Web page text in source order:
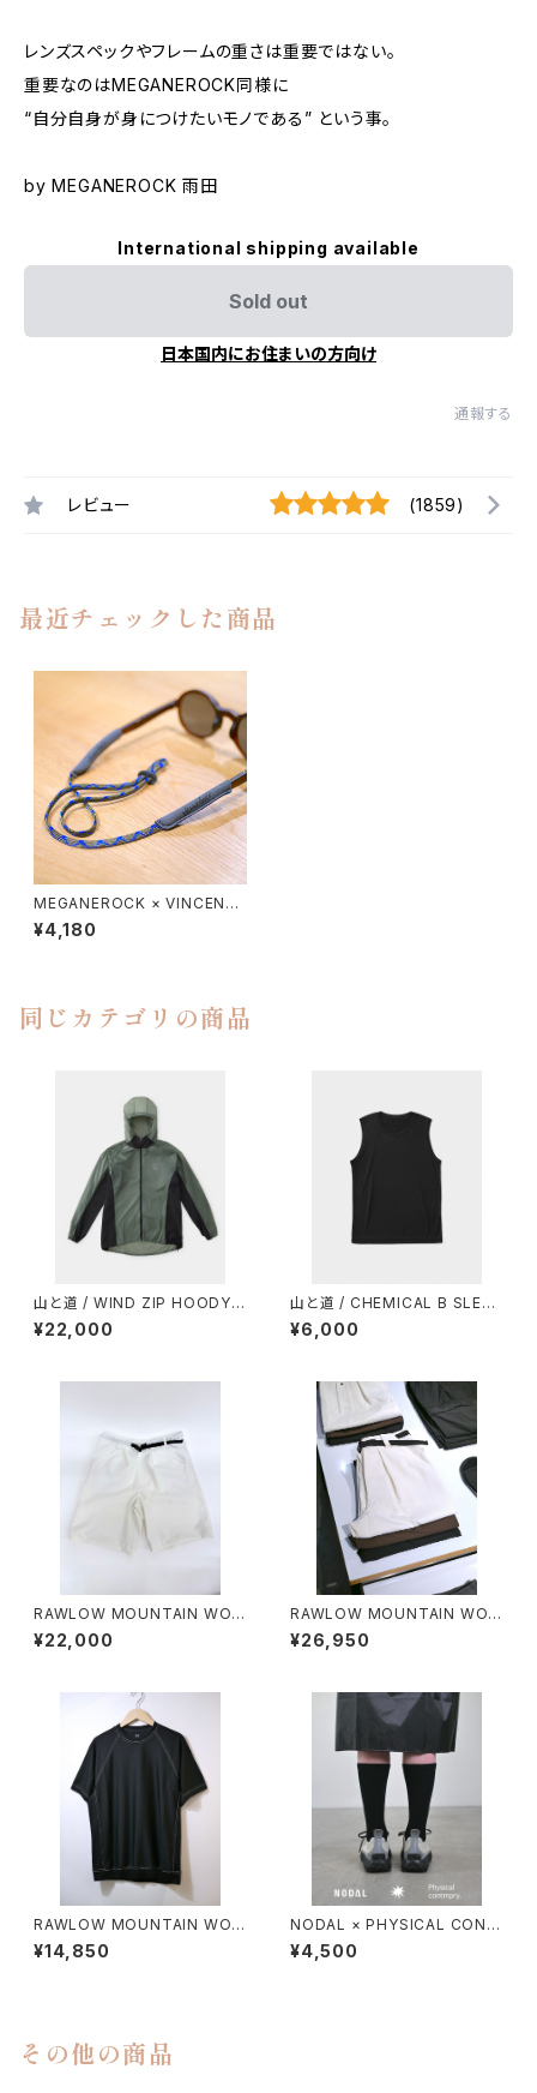
レンズスペックやフレームの重さは重要ではない。
重要なのはMEGANEROCK同様に
“自分自身が身につけたいモノである” という事。
by MEGANEROCK 雨田
International shipping available
Sold out
日本国内にお住まいの方向け
通報する
レビュー (1859)
最近チェックした商品
MEGANEROCK × VINCENT
SHOELACE / グラスホルダー
¥4,180
同じカテゴリの商品
山と道 / WIND ZIP HOODY
（UNISEX）
¥22,000
山と道 / CHEMICAL B SLEEV
ELESS（MEN）
¥6,000
RAWLOW MOUNTAIN WOR
KS / HIKER GURKHA PANTS
¥22,000
RAWLOW MOUNTAIN WOR
KS / HIKER BAKER PANTS
¥26,950
RAWLOW MOUNTAIN WOR
KS / DAD LITE CREW
¥14,850
NODAL × PHYSICAL CONT
MPRY.
¥4,500
その他の商品